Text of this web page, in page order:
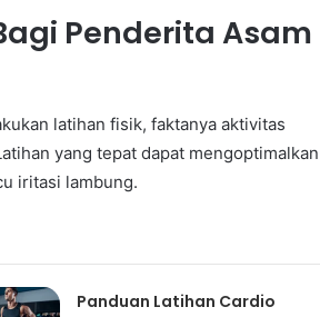
Penderita Asam
latihan fisik, faktanya aktivitas
yang tepat dapat mengoptimalkan
iritasi lambung.
Panduan Latihan Cardio